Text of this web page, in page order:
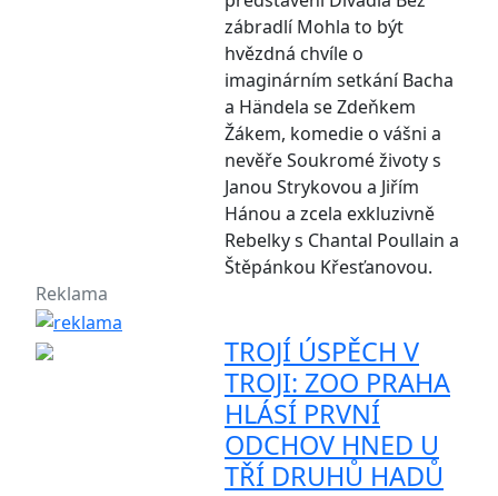
zábradlí Mohla to být
hvězdná chvíle o
imaginárním setkání Bacha
a Händela se Zdeňkem
Žákem, komedie o vášni a
nevěře Soukromé životy s
Janou Strykovou a Jiřím
Hánou a zcela exkluzivně
Rebelky s Chantal Poullain a
Štěpánkou Křesťanovou.
Reklama
TROJÍ ÚSPĚCH V
TROJI: ZOO PRAHA
HLÁSÍ PRVNÍ
ODCHOV HNED U
TŘÍ DRUHŮ HADŮ